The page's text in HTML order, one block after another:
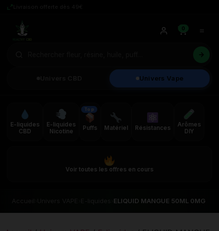
Univers Vape
0
E-liquides
CBD
E-liquides
Nicotine
Top
Puffs Matériel Résistances
Arômes
DIY
Voir toutes les offres en cours
ELIQUID MANGUE 50ML 0MG